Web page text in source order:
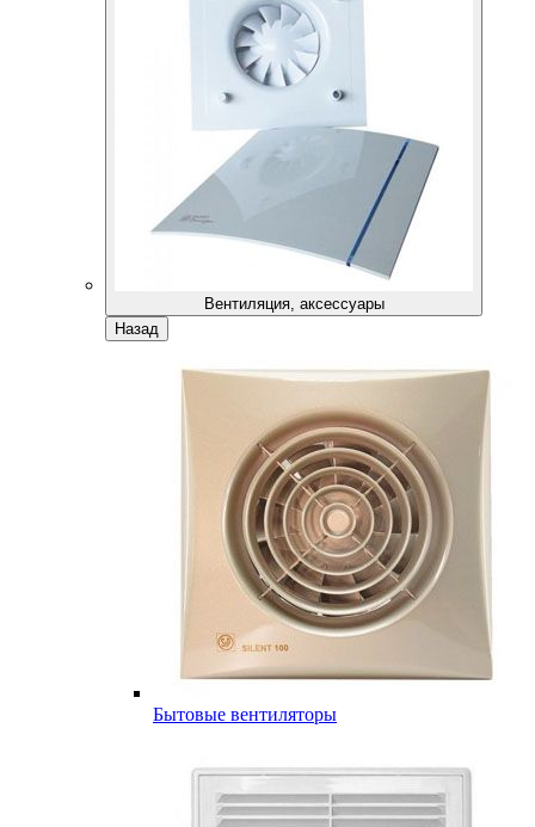
Вентиляция, аксессуары
Назад
Бытовые вентиляторы